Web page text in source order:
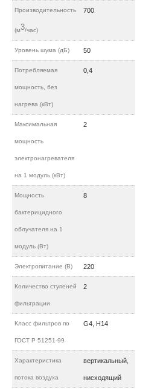
Производительность
(м3/час)
700
Уровень шума (дБ) 50
Потребляемая
мощность, без
нагрева (кВт)
0,4
Максимальная
мощность
электронагревателя
на 1 модуль (кВт)
2
Мощность
бактерицидного
облучателя на 1
модуль (Вт)
8
Электропитание (В) 220
Количество ступеней
фильтрации
2
Класс фильтров по
ГОСТ Р 51251-99
G4, H14
Характеристика
потока воздуха
вертикальный,
нисходящий